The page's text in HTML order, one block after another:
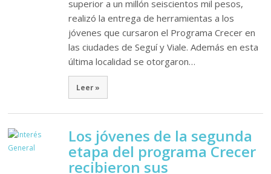
superior a un millón seiscientos mil pesos,
realizó la entrega de herramientas a los
jóvenes que cursaron el Programa Crecer en
las ciudades de Seguí y Viale. Además en esta
última localidad se otorgaron…
Leer »
Los jóvenes de la segunda
etapa del programa Crecer
recibieron sus